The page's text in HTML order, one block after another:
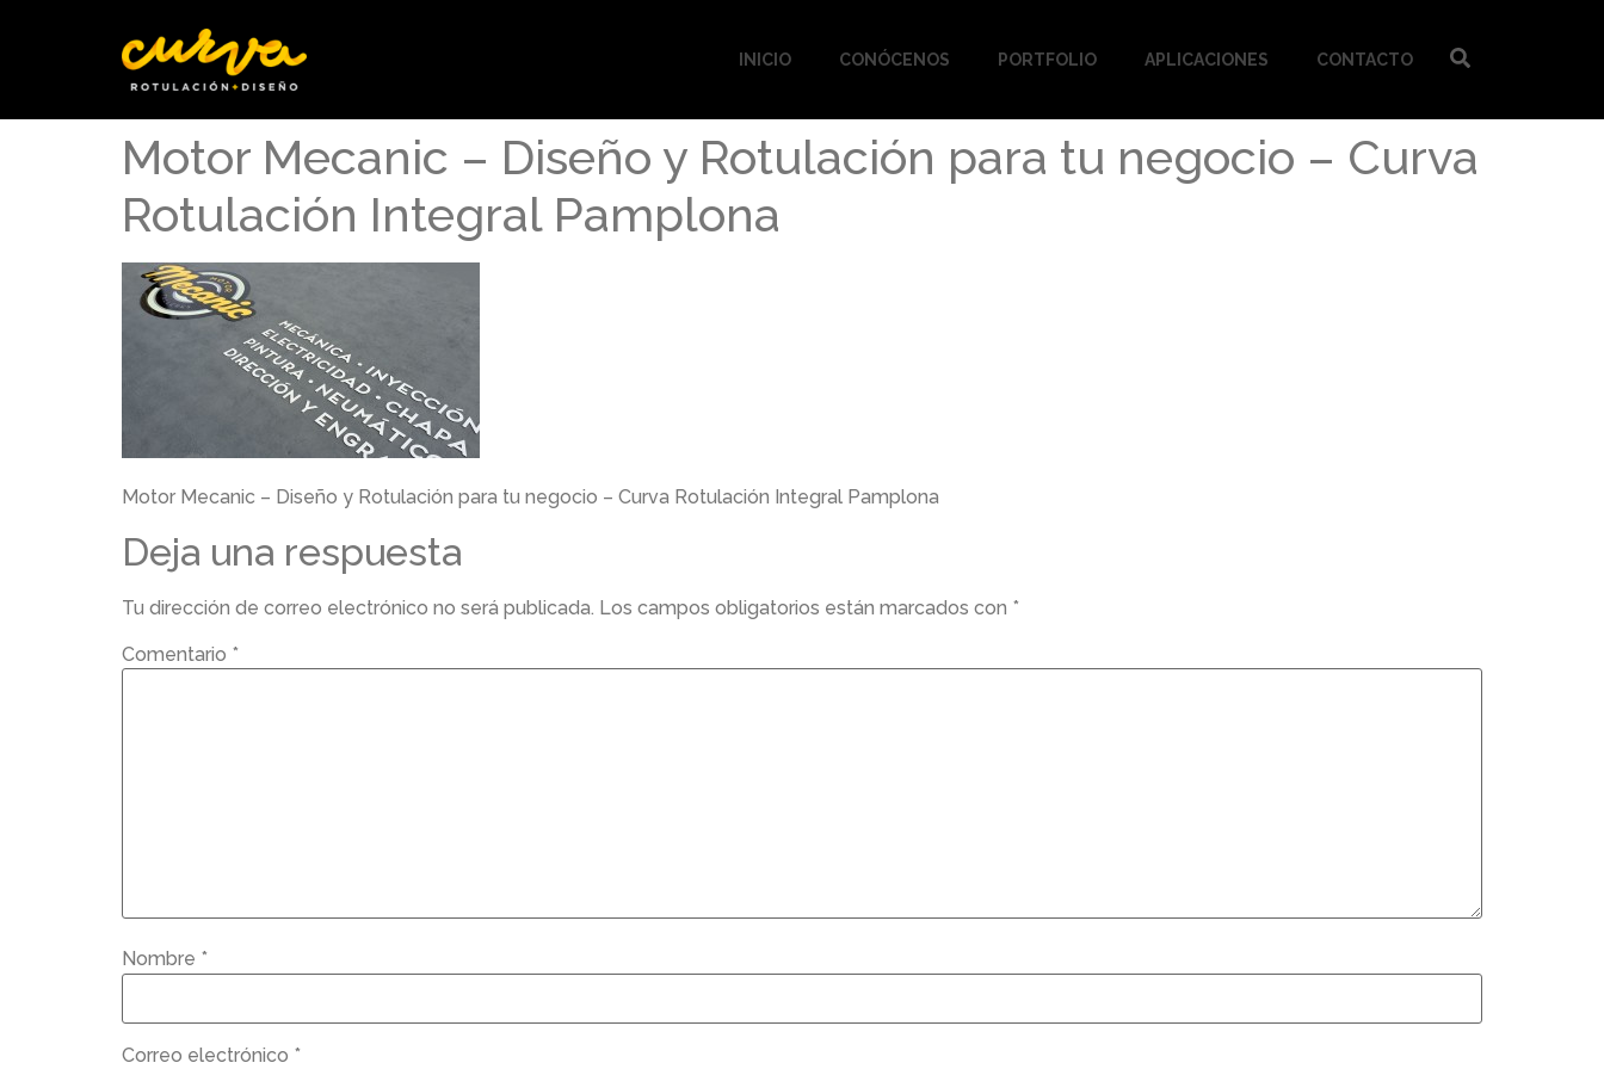
INICIO CONÓCENOS PORTFOLIO APLICACIONES CONTACTO
Motor Mecanic – Diseño y Rotulación para tu negocio – Curva
Rotulación Integral Pamplona
Motor Mecanic – Diseño y Rotulación para tu negocio – Curva Rotulación Integral Pamplona
Deja una respuesta
Tu dirección de correo electrónico no será publicada. Los campos obligatorios están marcados con *
Comentario *
Nombre *
Correo electrónico *